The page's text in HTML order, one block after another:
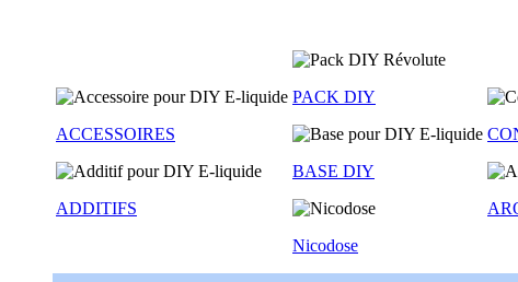
ACCESSOIRES
ADDITIFS
PACK DIY
BASE DIY
Nicodose